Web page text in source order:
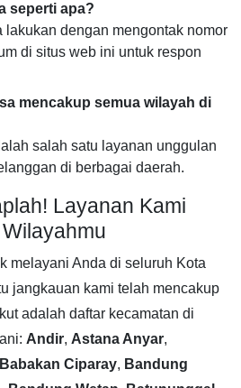
seperti apa?
lakukan dengan mengontak nomor
di situs web ini untuk respon
mencakup semua wilayah di
salah satu layanan unggulan
di berbagai daerah.
Layanan Kami
melayani Anda di seluruh Kota
jangkauan kami telah mencakup
adalah daftar kecamatan di
Andir, Astana Anyar,
Babakan Ciparay, Bandung